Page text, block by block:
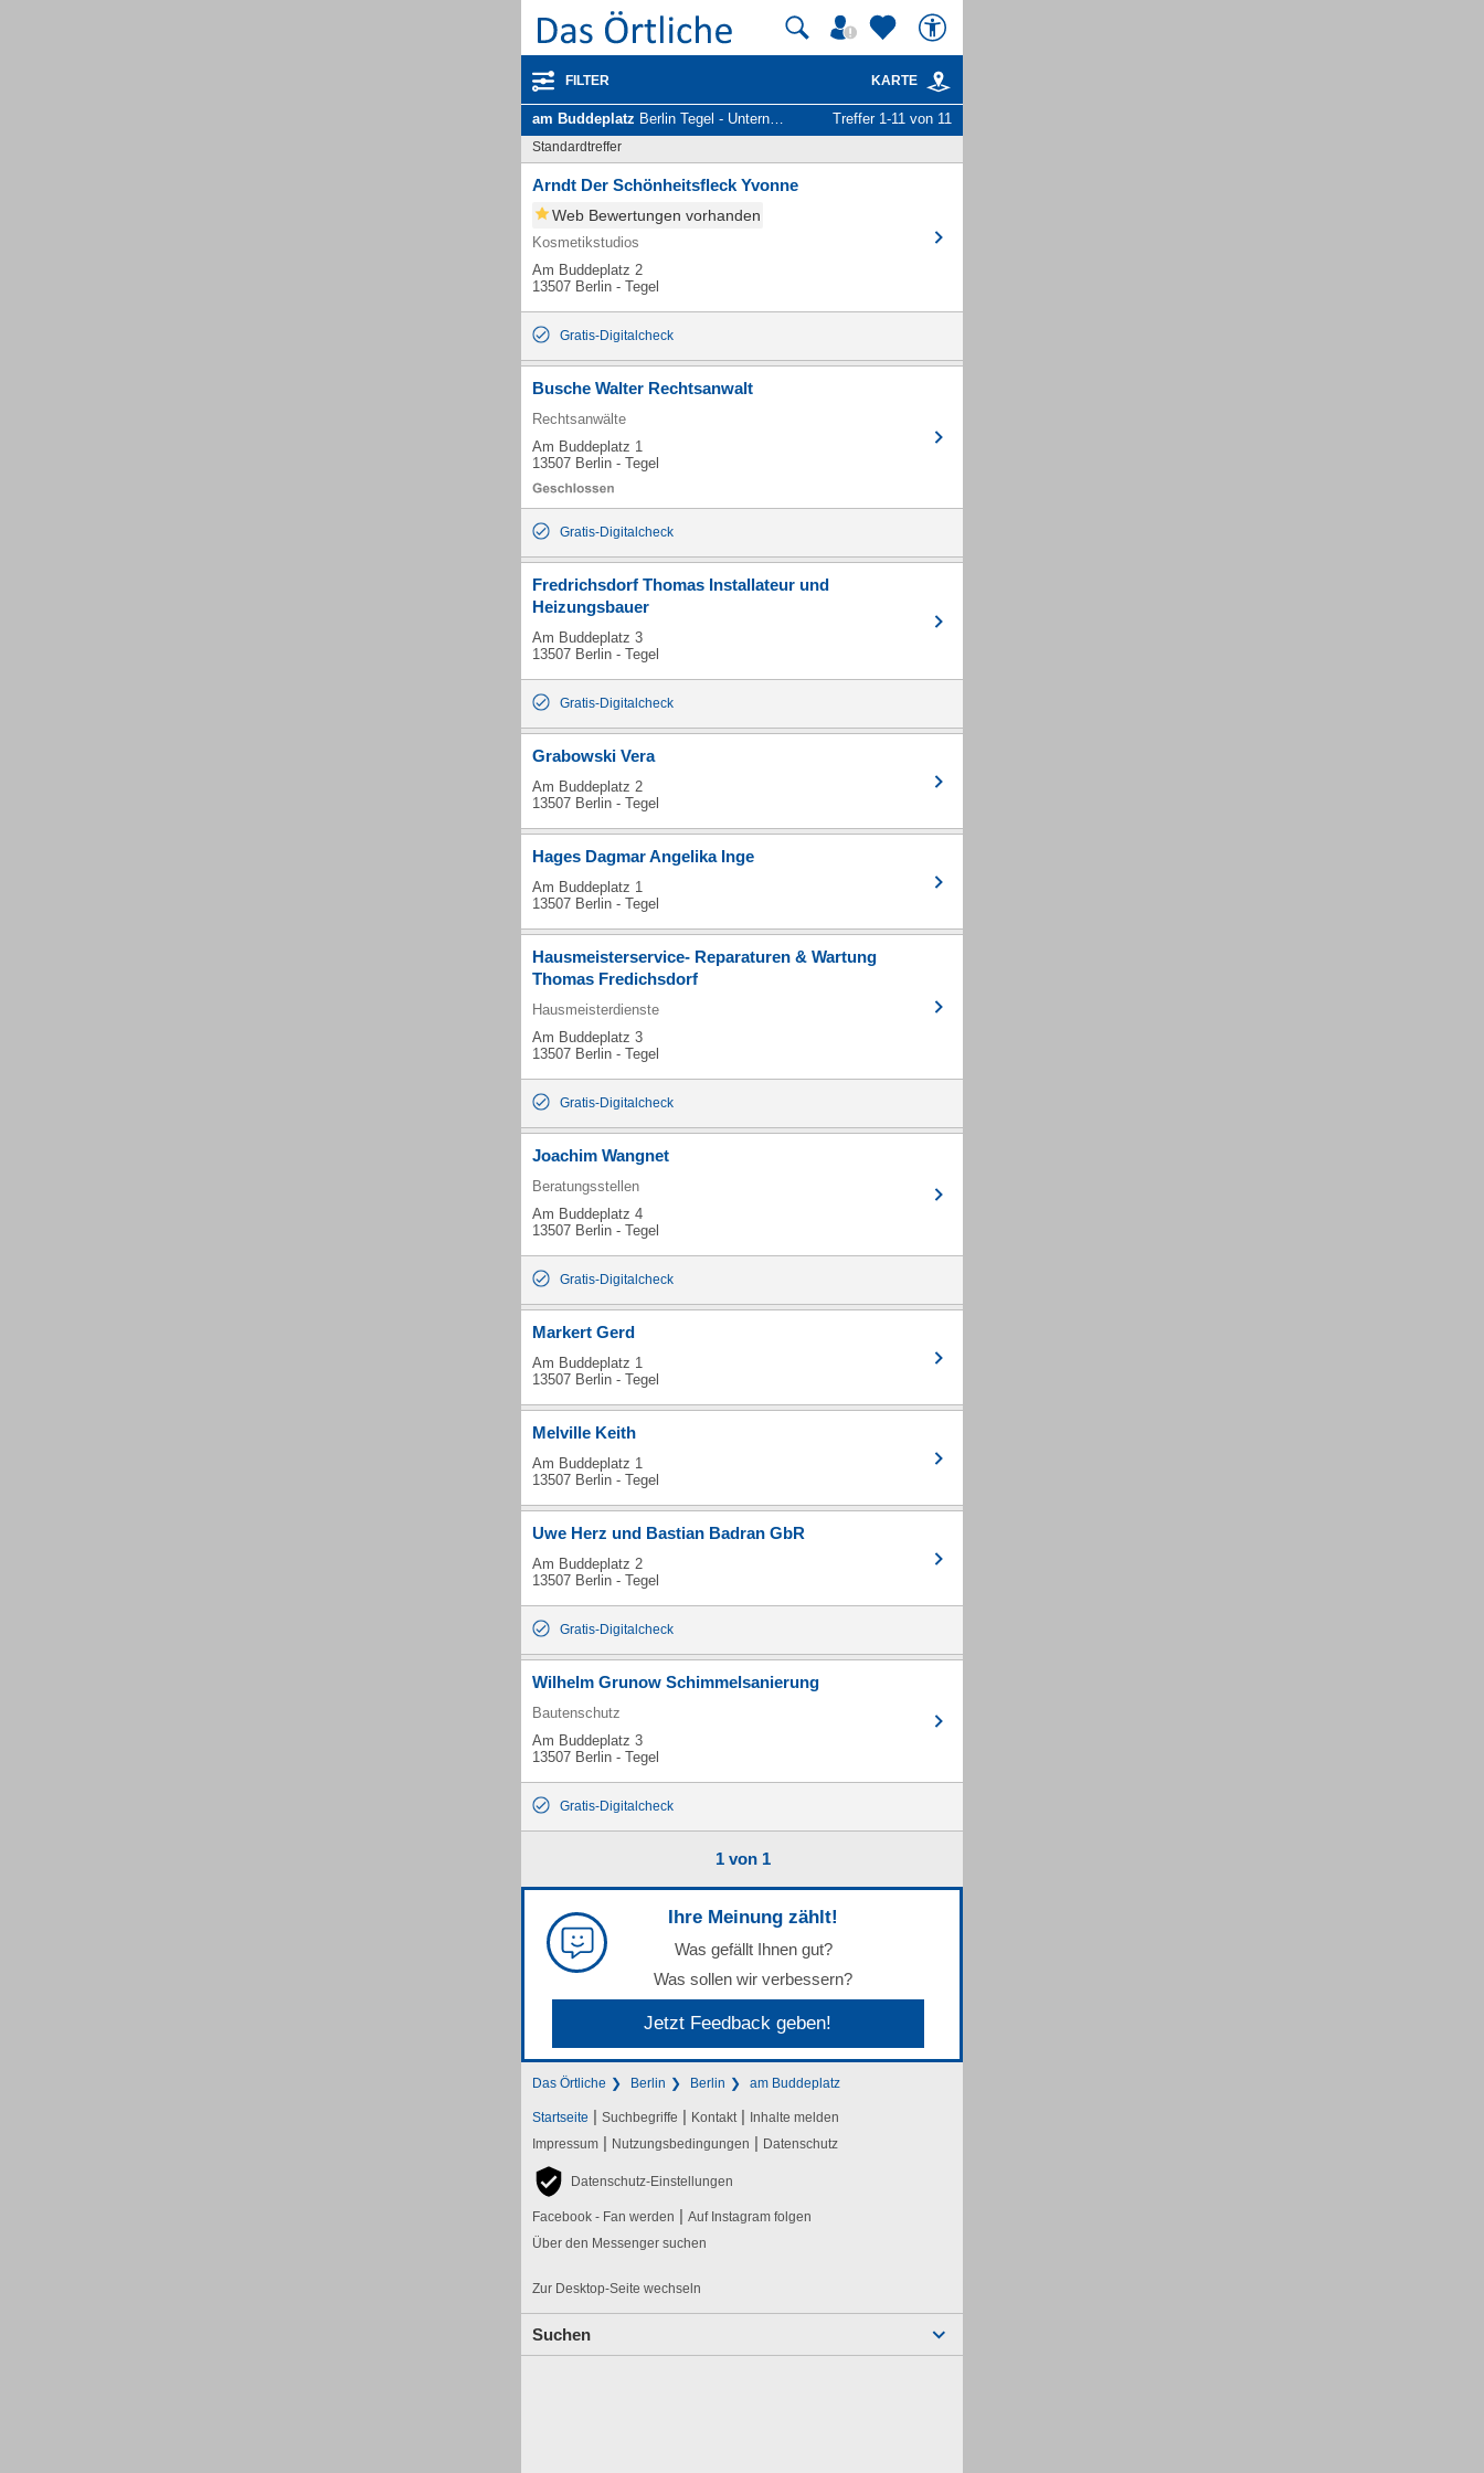
FILTER KARTE
am Buddeplatz Berlin Tegel - Unternehmen und Personen Treffer 1-11 von 11
Standardtreffer
Arndt Der Schönheitsfleck Yvonne
Web Bewertungen vorhanden
Kosmetikstudios
Am Buddeplatz 2
13507 Berlin - Tegel
Gratis-Digitalcheck
Busche Walter Rechtsanwalt
Rechtsanwälte
Am Buddeplatz 1
13507 Berlin - Tegel
Gratis-Digitalcheck
Fredrichsdorf Thomas Installateur und
Heizungsbauer
Am Buddeplatz 3
13507 Berlin - Tegel
Gratis-Digitalcheck
Grabowski Vera
Am Buddeplatz 2
13507 Berlin - Tegel
Hages Dagmar Angelika Inge
Am Buddeplatz 1
13507 Berlin - Tegel
Hausmeisterservice- Reparaturen & Wartung
Thomas Fredichsdorf
Hausmeisterdienste
Am Buddeplatz 3
13507 Berlin - Tegel
Gratis-Digitalcheck
Joachim Wangnet
Beratungsstellen
Am Buddeplatz 4
13507 Berlin - Tegel
Gratis-Digitalcheck
Markert Gerd
Am Buddeplatz 1
13507 Berlin - Tegel
Melville Keith
Am Buddeplatz 1
13507 Berlin - Tegel
Uwe Herz und Bastian Badran GbR
Am Buddeplatz 2
13507 Berlin - Tegel
Gratis-Digitalcheck
Wilhelm Grunow Schimmelsanierung
Bautenschutz
Am Buddeplatz 3
13507 Berlin - Tegel
Gratis-Digitalcheck
1 von 1
Ihre Meinung zählt!
Was gefällt Ihnen gut?
Was sollen wir verbessern?
Jetzt Feedback geben!
Das Örtliche Berlin Berlin am Buddeplatz
Startseite | Suchbegriffe | Kontakt | Inhalte melden
Impressum | Nutzungsbedingungen | Datenschutz
Datenschutz-Einstellungen
Facebook - Fan werden | Auf Instagram folgen
Über den Messenger suchen
Zur Desktop-Seite wechseln
Suchen